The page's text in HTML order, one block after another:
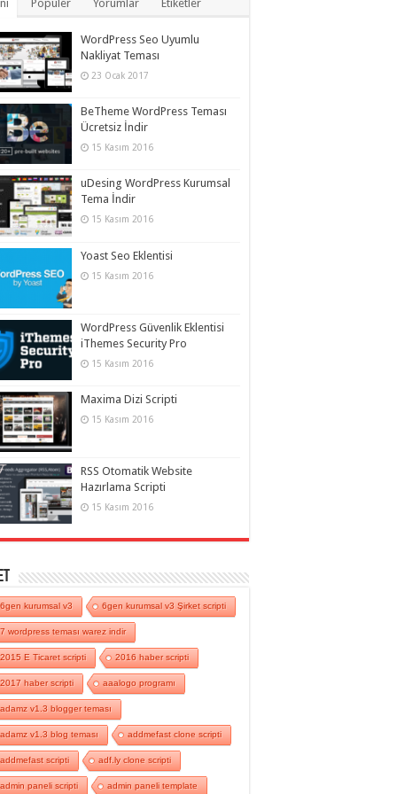
Popüler Yorumlar Etiketler
WordPress Seo Uyumlu
Nakliyat Teması
23 Ocak 2017
BeTheme WordPress Teması
Ücretsiz İndir
15 Kasım 2016
uDesing WordPress Kurumsal
Tema İndir
15 Kasım 2016
Yoast Seo Eklentisi
15 Kasım 2016
WordPress Güvenlik Eklentisi
iThemes Security Pro
15 Kasım 2016
Maxima Dizi Scripti
15 Kasım 2016
RSS Otomatik Website
Hazırlama Scripti
15 Kasım 2016
6gen kurumsal v3 6gen kurumsal v3 Şirket scripti
7 wordpress teması warez indir
2015 E Ticaret scripti 2016 haber scripti
2017 haber scripti aaalogo programı
adamz v1.3 blogger teması
adamz v1.3 blog teması addmefast clone scripti
addmefast scripti adf.ly clone scripti
admin paneli scripti admin paneli template